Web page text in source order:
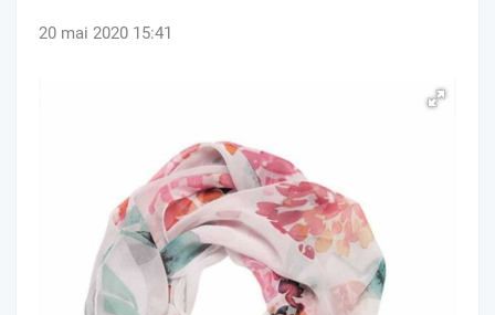
20 mai 2020 15:41